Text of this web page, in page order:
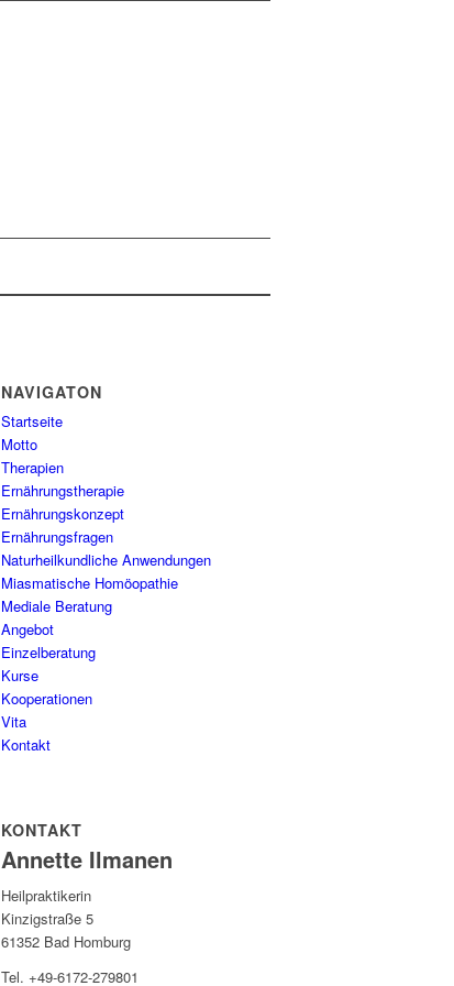
NAVIGATON
Startseite
Motto
Therapien
Ernährungstherapie
Ernährungskonzept
Ernährungsfragen
Naturheilkundliche Anwendungen
Miasmatische Homöopathie
Mediale Beratung
Angebot
Einzelberatung
Kurse
Kooperationen
Vita
Kontakt
KONTAKT
Annette Ilmanen
Heilpraktikerin
Kinzigstraße 5
61352 Bad Homburg
Tel. +49-6172-279801